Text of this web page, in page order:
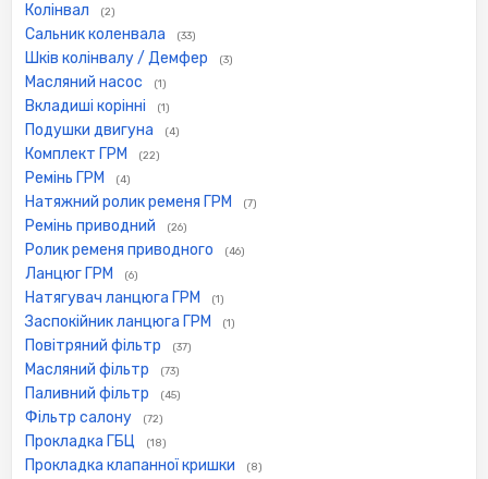
Колінвал (2)
Сальник коленвала (33)
Шків колінвалу / Демфер (3)
Масляний насос (1)
Вкладиші корінні (1)
Подушки двигуна (4)
Комплект ГРМ (22)
Ремінь ГРМ (4)
Натяжний ролик ременя ГРМ (7)
Ремінь приводний (26)
Ролик ременя приводного (46)
Ланцюг ГРМ (6)
Натягувач ланцюга ГРМ (1)
Заспокійник ланцюга ГРМ (1)
Повітряний фільтр (37)
Масляний фільтр (73)
Паливний фільтр (45)
Фільтр салону (72)
Прокладка ГБЦ (18)
Прокладка клапанної кришки (8)